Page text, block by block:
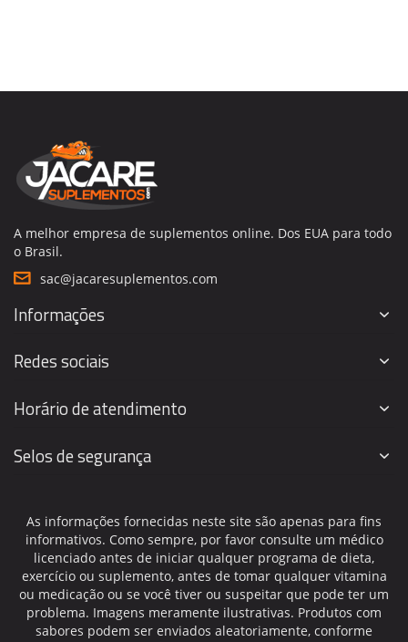
A melhor empresa de suplementos online. Dos EUA para todo
o Brasil.
sac@jacaresuplementos.com
Informações
Redes sociais
Horário de atendimento
Selos de segurança
As informações fornecidas neste site são apenas para fins
informativos. Como sempre, por favor consulte um médico
licenciado antes de iniciar qualquer programa de dieta,
exercício ou suplemento, antes de tomar qualquer vitamina
ou medicação ou se você tiver ou suspeitar que pode ter um
problema. Imagens meramente ilustrativas. Produtos com
sabores podem ser enviados aleatoriamente, conforme